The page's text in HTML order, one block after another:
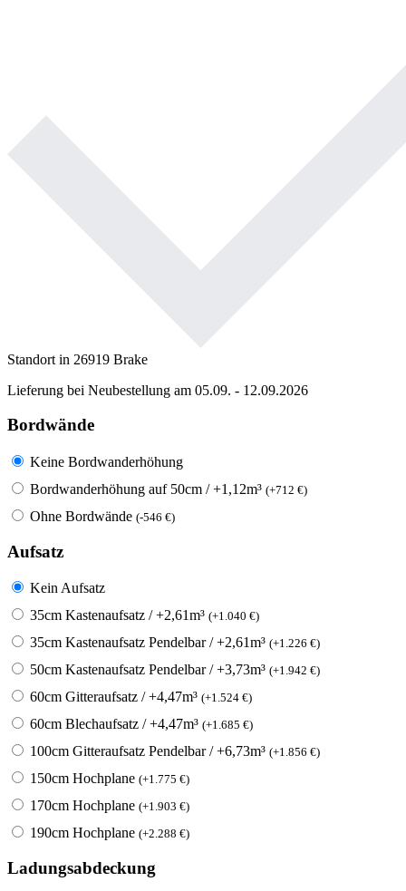
Standort in 26919 Brake
Lieferung bei Neubestellung am 05.09. - 12.09.2026
Bordwände
Keine Bordwanderhöhung
Bordwanderhöhung auf 50cm / +1,12m³ (+712 €)
Ohne Bordwände (-546 €)
Aufsatz
Kein Aufsatz
35cm Kastenaufsatz / +2,61m³ (+1.040 €)
35cm Kastenaufsatz Pendelbar / +2,61m³ (+1.226 €)
50cm Kastenaufsatz Pendelbar / +3,73m³ (+1.942 €)
60cm Gitteraufsatz / +4,47m³ (+1.524 €)
60cm Blechaufsatz / +4,47m³ (+1.685 €)
100cm Gitteraufsatz Pendelbar / +6,73m³ (+1.856 €)
150cm Hochplane (+1.775 €)
170cm Hochplane (+1.903 €)
190cm Hochplane (+2.288 €)
Ladungsabdeckung